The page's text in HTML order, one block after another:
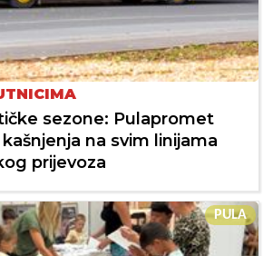
sezone: Pulapromet
na svim linijama
prijevoza
PULA